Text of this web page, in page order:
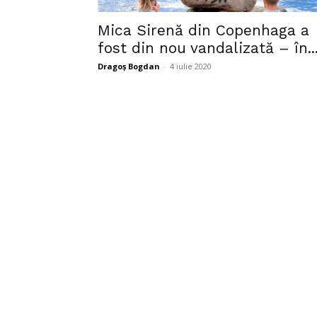
Mica Sirenă din Copenhaga a
fost din nou vandalizată – în...
Dragoș Bogdan - 4 iulie 2020